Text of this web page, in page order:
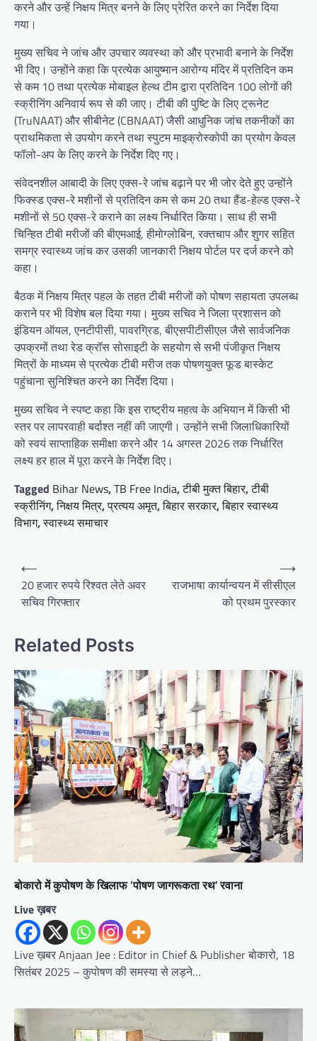
करने और उन्हें निक्षय मित्र बनने के लिए प्रेरित करने का निर्देश दिया
गया।
मुख्य सचिव ने जांच और उपचार व्यवस्था को और प्रभावी बनाने के निर्देश
भी दिए। उन्होंने कहा कि प्रत्येक आयुष्मान आरोग्य मंदिर में प्रतिदिन कम
से कम 10 तथा प्रत्येक मोबाइल हेल्थ टीम द्वारा प्रतिदिन 100 लोगों की
स्क्रीनिंग अनिवार्य रूप से की जाए। टीबी की पुष्टि के लिए ट्रूनेट
(TruNAAT) और सीबीनेट (CBNAAT) जैसी आधुनिक जांच तकनीकों का
प्राथमिकता से उपयोग करने तथा स्पुटम माइक्रोस्कोपी का प्रयोग केवल
फॉलो-अप के लिए करने के निर्देश दिए गए।
संवेदनशील आबादी के लिए एक्स-रे जांच बढ़ाने पर भी जोर देते हुए उन्होंने
फिक्स्ड एक्स-रे मशीनों से प्रतिदिन कम से कम 20 तथा हैंड-हेल्ड एक्स-रे
मशीनों से 50 एक्स-रे कराने का लक्ष्य निर्धारित किया। साथ ही सभी
चिन्हित टीबी मरीजों की बीएमआई, हीमोग्लोबिन, रक्तचाप और शुगर सहित
समग्र स्वास्थ्य जांच कर उसकी जानकारी निक्षय पोर्टल पर दर्ज करने को
कहा।
बैठक में निक्षय मित्र पहल के तहत टीबी मरीजों को पोषण सहायता उपलब्ध
कराने पर भी विशेष बल दिया गया। मुख्य सचिव ने जिला प्रशासन को
इंडियन ऑयल, एनटीपीसी, पावरग्रिड, बीएसपीटीसीएल जैसे सार्वजनिक
उपक्रमों तथा रेड क्रॉस सोसाइटी के सहयोग से सभी पंजीकृत निक्षय
मित्रों के माध्यम से प्रत्येक टीबी मरीज तक पोषणयुक्त फूड बास्केट
पहुंचाना सुनिश्चित करने का निर्देश दिया।
मुख्य सचिव ने स्पष्ट कहा कि इस राष्ट्रीय महत्व के अभियान में किसी भी
स्तर पर लापरवाही बर्दाश्त नहीं की जाएगी। उन्होंने सभी जिलाधिकारियों
को स्वयं साप्ताहिक समीक्षा करने और 14 अगस्त 2026 तक निर्धारित
लक्ष्य हर हाल में पूरा करने के निर्देश दिए।
Tagged Bihar News,TB Free India,टीबी मुक्त बिहार,टीबी
स्क्रीनिंग,निक्षय मित्र,प्रत्यय अमृत,बिहार सरकार,बिहार स्वास्थ्य
विभाग,स्वास्थ्य समाचार
Post
navigation
⟵
20 हजार रुपये रिश्वत लेते अवर
सचिव गिरफ्तार
राजभाषा कार्यान्वयन में सीसीएल
को प्रथम पुरस्कार
⟶
Related Posts
बोकारो में कुपोषण के खिलाफ ‘पोषण जागरूकता रथ’ रवाना
Live ख़बर
Live ख़बर Anjaan Jee : Editor in Chief & Publisher बोकारो, 18
सितंबर 2025 – कुपोषण की समस्या से लड़ने…